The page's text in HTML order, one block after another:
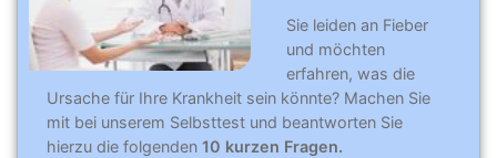
Sie leiden an Fieber
und möchten
erfahren, was die
Ursache für Ihre Krankheit sein könnte? Machen Sie
mit bei unserem Selbsttest und beantworten Sie
hierzu die folgenden 10 kurzen Fragen.